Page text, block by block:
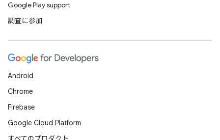
Google Play support
調査に参加
Android
Chrome
Firebase
Google Cloud Platform